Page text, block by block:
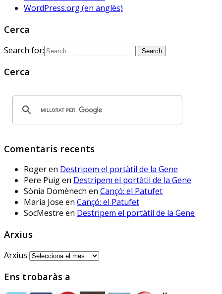
@socmestre.bsky.social⋅2y
Aquí ja hem fet les proves. A
no protegirem les dades dels
www.deia.eus/actualidad/s...
Educación ensaya una
aprendizaje ‘online’
alternativa a Google
Workplace for Education
Seis centros educativos
públicos prueban IRADI,
una herramienta de
alojarán en servidores del
Gobierno vasco
WordPress.org (en anglès)
Cerca
Search for:
Cerca
Comentaris recents
Rogeren Destripem el portàtil de la Gene
Pere Puigen Destripem el portàtil de la Gene
Sònia Domènech en Cançó: el Patufet
Maria Jose en Cançó: el Patufet
SocMestre en Destripem el portàtil de la Gene
Arxius
Arxius
Ens trobaràs a